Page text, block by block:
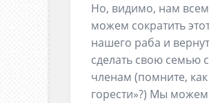
Но, видимо, нам
можем сократить
нашего раба и
сделать свою семью
членам (помните,
горести»?) Мы